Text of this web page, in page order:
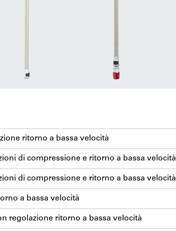
ritorno a bassa velocità
di compressione e ritorno a bassa velocità
di compressione e ritorno a bassa velocità
a bassa velocità
regolazione ritorno a bassa velocità